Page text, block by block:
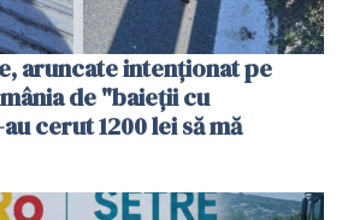
aruncate intenționat pe
de "baieții cu
cerut 1200 lei să mă